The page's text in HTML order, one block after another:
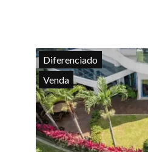
Diferenciado
Venda